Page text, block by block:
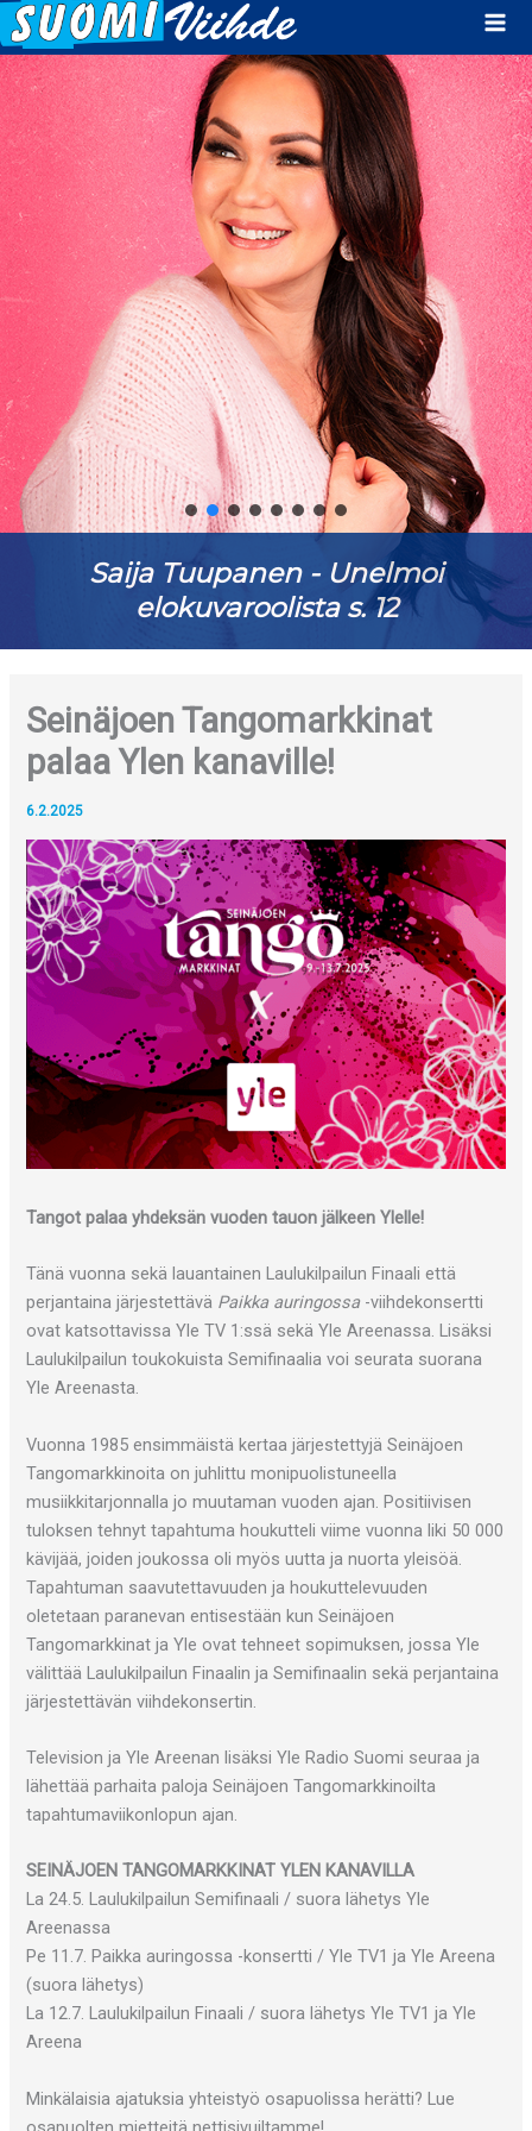
Saija Tuupanen - Unelmoi
elokuvaroolista s. 12
Seinäjoen Tangomarkkinat
palaa Ylen kanaville!
6.2.2025
Tangot palaa yhdeksän vuoden tauon jälkeen Ylelle!
Tänä vuonna sekä lauantainen Laulukilpailun Finaali että
perjantaina järjestettävä Paikka auringossa -viihdekonsertti
ovat katsottavissa Yle TV 1:ssä sekä Yle Areenassa. Lisäksi
Laulukilpailun toukokuista Semifinaalia voi seurata suorana
Yle Areenasta.
Vuonna 1985 ensimmäistä kertaa järjestettyjä Seinäjoen
Tangomarkkinoita on juhlittu monipuolistuneella
musiikkitarjonnalla jo muutaman vuoden ajan. Positiivisen
tuloksen tehnyt tapahtuma houkutteli viime vuonna liki 50 000
kävijää, joiden joukossa oli myös uutta ja nuorta yleisöä.
Tapahtuman saavutettavuuden ja houkuttelevuuden
oletetaan paranevan entisestään kun Seinäjoen
Tangomarkkinat ja Yle ovat tehneet sopimuksen, jossa Yle
välittää Laulukilpailun Finaalin ja Semifinaalin sekä perjantaina
järjestettävän viihdekonsertin.
Television ja Yle Areenan lisäksi Yle Radio Suomi seuraa ja
lähettää parhaita paloja Seinäjoen Tangomarkkinoilta
tapahtumaviikonlopun ajan.
SEINÄJOEN TANGOMARKKINAT YLEN KANAVILLA
La 24.5. Laulukilpailun Semifinaali / suora lähetys Yle
Areenassa
Pe 11.7. Paikka auringossa -konsertti / Yle TV1 ja Yle Areena
(suora lähetys)
La 12.7. Laulukilpailun Finaali / suora lähetys Yle TV1 ja Yle
Areena
Minkälaisia ajatuksia yhteistyö osapuolissa herätti? Lue